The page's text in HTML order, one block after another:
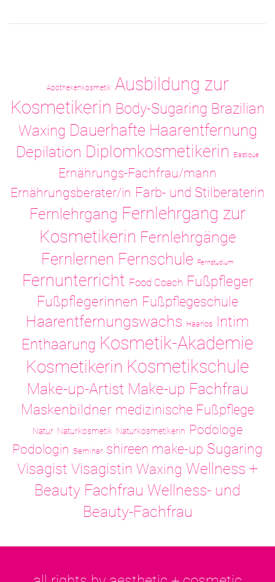
Apothekenkosmetik Ausbildung zur
Kosmetikerin Body-Sugaring Brazilian
Waxing Dauerhafte Haarentfernung
Depilation Diplomkosmetikerin Elastique
Ernährungs-Fachfrau/mann
Ernährungsberater/in Farb- und Stilberaterin
Fernlehrgang Fernlehrgang zur
Kosmetikerin Fernlehrgänge
Fernlernen Fernschule Fernstudium
Fernunterricht Food Coach Fußpfleger
Fußpflegerinnen Fußpflegeschule
Haarentfernungswachs Haarlos Intim
Enthaarung Kosmetik-Akademie
Kosmetikerin Kosmetikschule
Make-up-Artist Make-up Fachfrau
Maskenbildner medizinische Fußpflege
Natur Naturkosmetik Naturkosmetikerin Podologe
Podologin Seminar shireen make-up Sugaring
Visagist Visagistin Waxing Wellness +
Beauty Fachfrau Wellness- und
Beauty-Fachfrau